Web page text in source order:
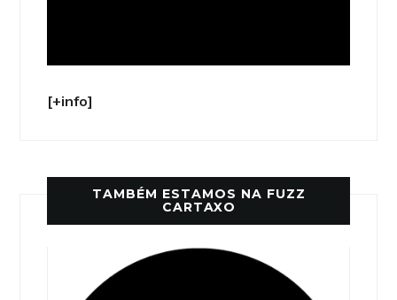
[+info]
TAMBÉM ESTAMOS NA FUZZ
CARTAXO